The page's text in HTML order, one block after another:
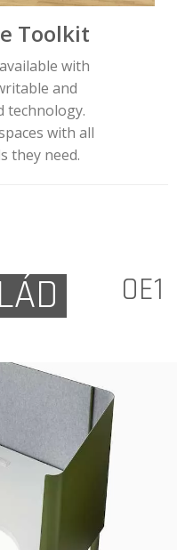
Toolkit
with
and
technology.
with all
they need.
OE1